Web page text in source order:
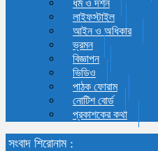
ধর্ম ও দর্শন
লাইফস্টাইল
আইন ও অধিকার
ভ্রমন
বিজ্ঞাপন
ভিডিও
পাঠক ফোরাম
নোটিশ বোর্ড
প্রকাশকের কথা
সংবাদ শিরোনাম :